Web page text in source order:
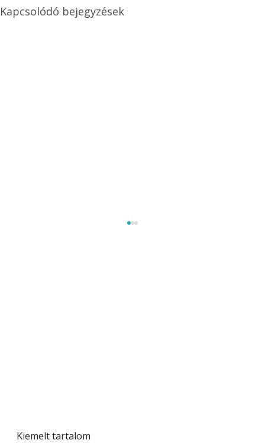
Kiemelt tartalom
Kapcsolódó bejegyzések